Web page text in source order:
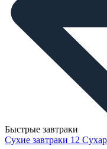
Быстрые завтраки
Сухие завтраки 12